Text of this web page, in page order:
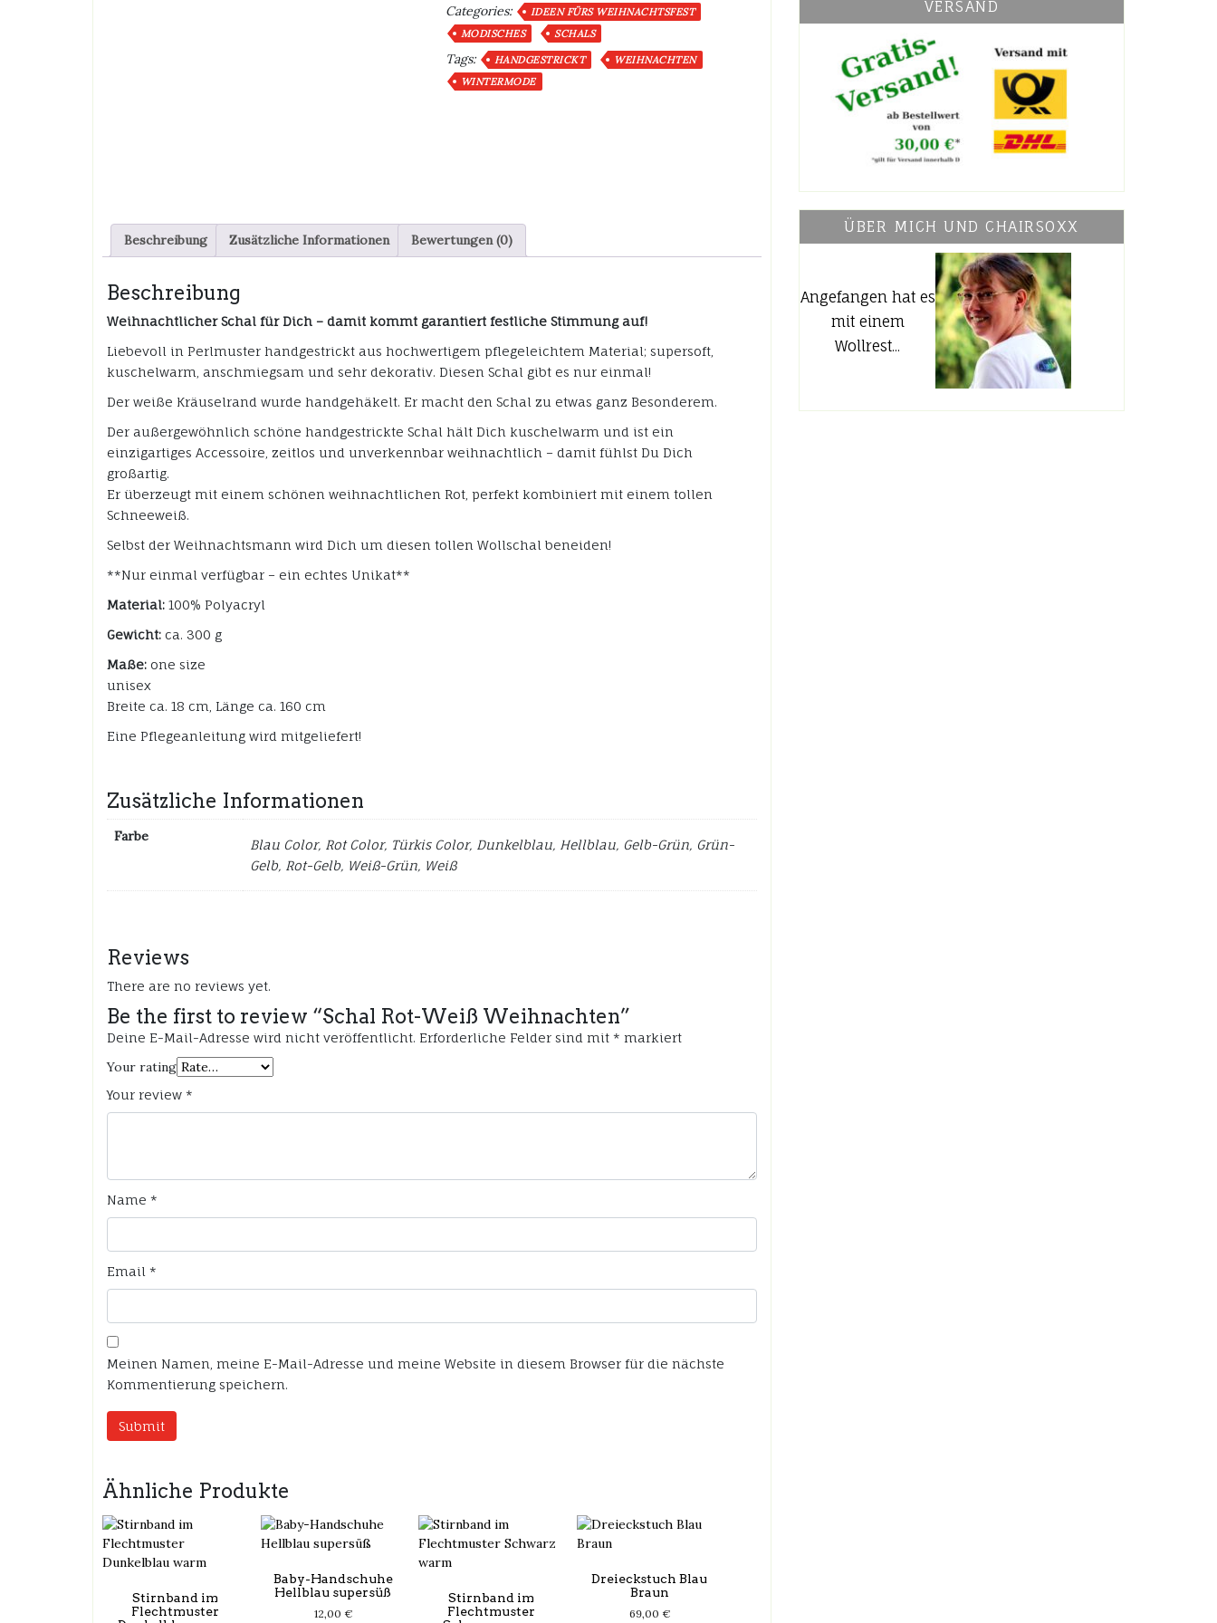
Categories:
IDEEN FÜRS WEIHNACHTSFEST
MODISCHES
SCHALS
Tags: HANDGESTRICKT
WEIHNACHTEN
WINTERMODE
Beschreibung Zusätzliche Informationen Bewertungen (0)
Beschreibung
Weihnachtlicher Schal für Dich – damit kommt garantiert festliche Stimmung auf!
Liebevoll in Perlmuster handgestrickt aus hochwertigem pflegeleichtem Material; supersoft,
kuschelwarm, anschmiegsam und sehr dekorativ. Diesen Schal gibt es nur einmal!
Der weiße Kräuselrand wurde handgehäkelt. Er macht den Schal zu etwas ganz Besonderem.
Der außergewöhnlich schöne handgestrickte Schal hält Dich kuschelwarm und ist ein
einzigartiges Accessoire, zeitlos und unverkennbar weihnachtlich – damit fühlst Du Dich
großartig.
Er überzeugt mit einem schönen weihnachtlichen Rot, perfekt kombiniert mit einem tollen
Schneeweiß.
Selbst der Weihnachtsmann wird Dich um diesen tollen Wollschal beneiden!
**Nur einmal verfügbar – ein echtes Unikat**
Material: 100% Polyacryl
Gewicht: ca. 300 g
Maße: one size
unisex
Breite ca. 18 cm, Länge ca. 160 cm
Eine Pflegeanleitung wird mitgeliefert!
Zusätzliche Informationen
Farbe
Blau Color, Rot Color, Türkis Color, Dunkelblau, Hellblau, Gelb-Grün, Grün-
Gelb, Rot-Gelb, Weiß-Grün, Weiß
Reviews
There are no reviews yet.
Be the first to review “Schal Rot-Weiß Weihnachten”
Deine E-Mail-Adresse wird nicht veröffentlicht. Erforderliche Felder sind mit * markiert
Your rating
Your review *
Name *
Email *
Meinen Namen, meine E-Mail-Adresse und meine Website in diesem Browser für die nächste
Kommentierung speichern.
Ähnliche Produkte
Stirnband im
Flechtmuster
Baby-Handschuhe
Hellblau supersüß
12,00 €
Stirnband im
Flechtmuster
Dreieckstuch Blau
Braun
69,00 €
VERSAND
ÜBER MICH UND CHAIRSOXX
Angefangen hat es
mit einem
Wollrest...